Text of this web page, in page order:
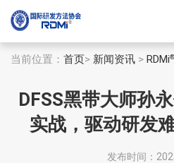
当前位置： 首页> 新闻资讯 > RDMi®
DFSS黑带大师孙
实战，驱动研发
发布时间：